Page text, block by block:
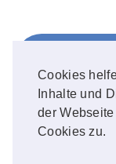
Cookies
Inhalte und
der
Cookies zu.
FOLLOW ME!
OUR PHOTOS!